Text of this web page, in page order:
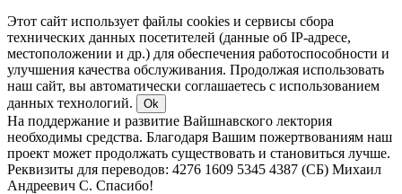
Этот сайт использует файлы cookies и сервисы сбора
технических данных посетителей (данные об IP-адресе,
местоположении и др.) для обеспечения работоспособности и
улучшения качества обслуживания. Продолжая использовать
наш сайт, вы автоматически соглашаетесь с использованием
данных технологий.
Ok
На поддержание и развитие Вайшнавского лектория
необходимы средства. Благодаря Вашим пожертвованиям наш
проект может продолжать существовать и становиться лучше.
Реквизиты для переводов: 4276 1609 5345 4387 (СБ) Михаил
Андреевич С. Спасибо!